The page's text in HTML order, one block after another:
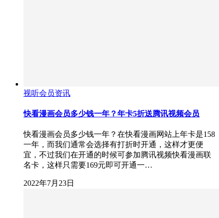
视听会员资讯
快看漫画会员多少钱一年？年卡5折送腾讯视频会员
快看漫画会员多少钱一年？在快看漫画网站上年卡是158
一年，而我们通常会选择有打折时开通，这样才更便
宜，不过我们在开通的时候可参加腾讯视频快看漫画联
名卡，这样只需要169元即可开通一…
2022年7月23日